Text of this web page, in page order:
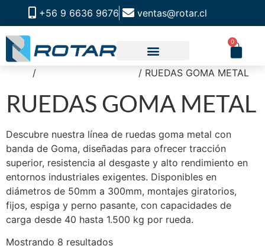
+56 9 6636 9676 ventas@rotar.cl
0
/ / RUEDAS GOMA METAL
RUEDAS GOMA METAL
Descubre nuestra línea de ruedas goma metal con
banda de Goma, diseñadas para ofrecer tracción
superior, resistencia al desgaste y alto rendimiento en
entornos industriales exigentes. Disponibles en
diámetros de 50mm a 300mm, montajes giratorios,
fijos, espiga y perno pasante, con capacidades de
carga desde 40 hasta 1.500 kg por rueda.
Mostrando 8 resultados